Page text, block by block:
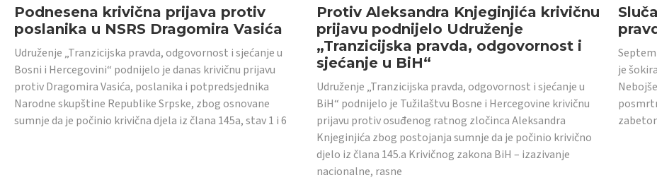
Podnesena krivična prijava protiv
poslanika u NSRS Dragomira Vasića
Udruženje „Tranzicijska pravda, odgovornost i sjećanje u
Bosni i Hercegovini“ podnijelo je danas krivičnu prijavu
protiv Dragomira Vasića, poslanika i potpredsjednika
Narodne skupštine Republike Srpske, zbog osnovane
sumnje da je počinio krivična djela iz člana 145a, stav 1 i 6
Protiv Aleksandra Knjeginjića krivičnu
prijavu podnijelo Udruženje
„Tranzicijska pravda, odgovornost i
sjećanje u BiH“
Udruženje „Tranzicijska pravda, odgovornost i sjećanje u
BiH“ podnijelo je Tužilaštvu Bosne i Hercegovine krivičnu
prijavu protiv osuđenog ratnog zločinca Aleksandra
Knjeginjića zbog postojanja sumnje da je počinio krivično
djelo iz člana 145.a Krivičnog zakona BiH – izazivanje
nacionalne, rasne
je